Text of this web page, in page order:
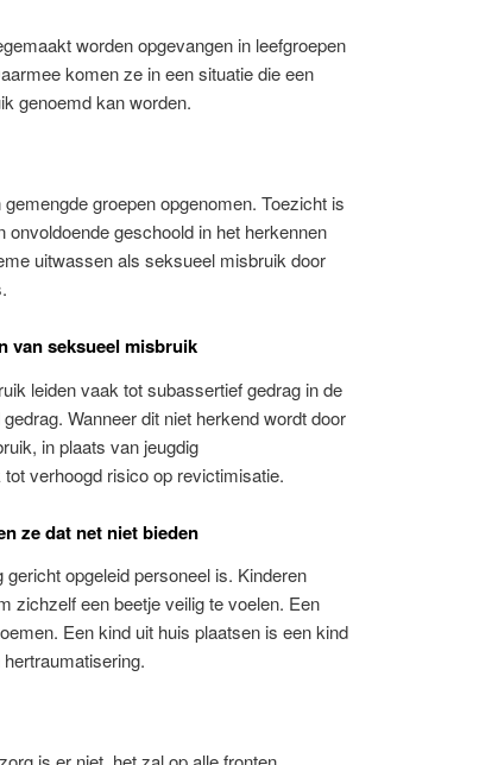
worden opgevangen in leefgroepen
komen ze in een situatie die een
genoemd kan worden.
groepen opgenomen. Toezicht is
geschoold in het herkennen
uitwassen als seksueel misbruik door
van seksueel misbruik
leiden vaak tot subassertief gedrag in de
Wanneer dit niet herkend wordt door
in plaats van jeugdig
verhoogd risico op revictimisatie.
ze dat net niet bieden
opgeleid personeel is. Kinderen
zichzelf een beetje veilig te voelen. Een
Een kind uit huis plaatsen is een kind